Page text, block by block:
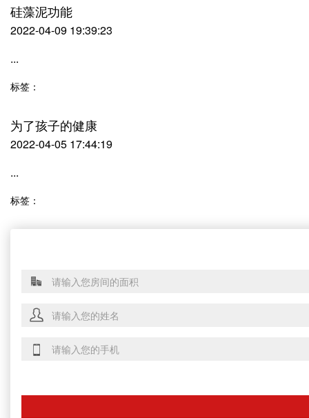
硅藻泥功能
2022-04-09 19:39:23
...
标签：
为了孩子的健康
2022-04-05 17:44:19
...
标签：